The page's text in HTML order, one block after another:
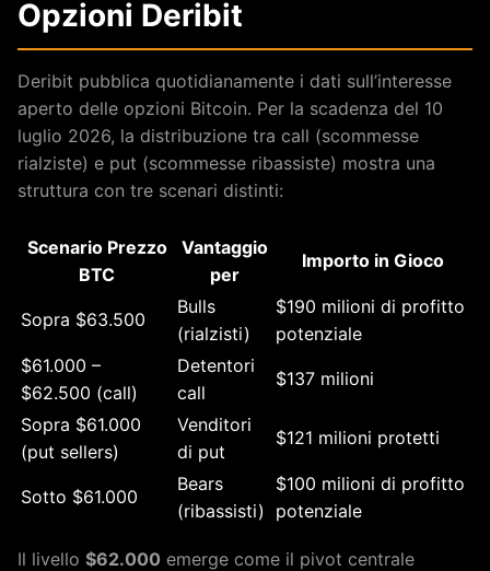
Opzioni Deribit
Deribit pubblica quotidianamente i dati sull’interesse
aperto delle opzioni Bitcoin. Per la scadenza del 10
luglio 2026, la distribuzione tra call (scommesse
rialziste) e put (scommesse ribassiste) mostra una
struttura con tre scenari distinti:
Scenario Prezzo
BTC
Vantaggio
per
Importo in Gioco
Sopra $63.500
Bulls
(rialzisti)
$190 milioni di profitto
potenziale
$61.000 –
$62.500 (call)
Detentori
call
$137 milioni
Sopra $61.000
(put sellers)
Venditori
di put
$121 milioni protetti
Sotto $61.000
Bears
(ribassisti)
$100 milioni di profitto
potenziale
Il livello $62.000 emerge come il pivot centrale